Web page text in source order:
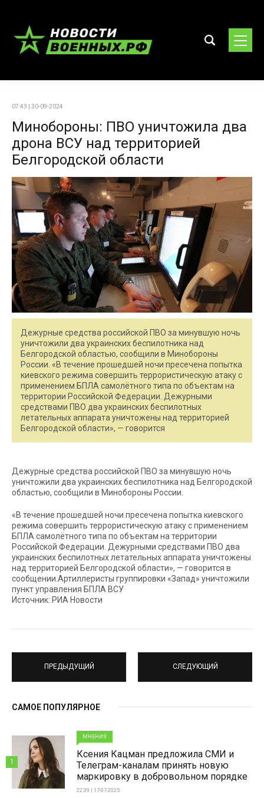
07:43 | 30-09-2024
Минобороны: ПВО уничтожила два
дрона ВСУ над территорией
Белгородской области
Дежурные средства российской ПВО за минувшую ночь
уничтожили два украинских беспилотника над
Белгородской областью, сообщили в Минобороны
России. «В течение прошедшей ночи пресечена попытка
киевского режима совершить террористическую атаку c
применением БПЛА самолётного типа по объектам на
территории Российской Федерации. Дежурными
средствами ПВО два украинских беспилотных
летательных аппарата уничтожены над территорией
Белгородской области», — говорится
Дежурные средства российской ПВО за минувшую ночь
уничтожили два украинских беспилотника над Белгородской
областью, сообщили в Минобороны России.
«В течение прошедшей ночи пресечена попытка киевского
режима совершить террористическую атаку c применением
БПЛА самолётного типа по объектам на территории
Российской Федерации. Дежурными средствами ПВО два
украинских беспилотных летательных аппарата уничтожены
над территорией Белгородской области», — говорится в
сообщении.Артиллеристы группировки «Запад» уничтожили
пункт управления БПЛА ВСУ
Источник: РИА Новости
ПРЕДЫДУЩИЙ СЛЕДУЮЩИЙ
САМОЕ ПОПУЛЯРНОЕ
МНЕНИЯ
Ксения Кацман предложила СМИ и
Телеграм-каналам принять новую
маркировку в добровольном порядке
22:39 | 17-07-2025
1